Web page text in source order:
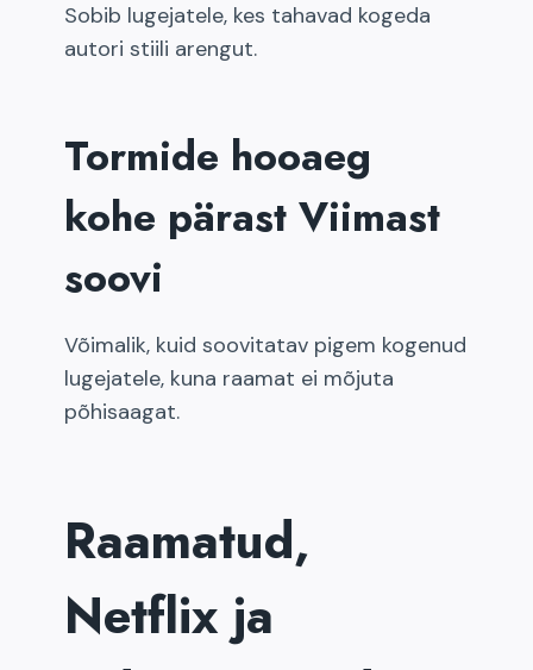
Sobib lugejatele, kes tahavad kogeda
autori stiili arengut.
Tormide hooaeg
kohe pärast Viimast
soovi
Võimalik, kuid soovitatav pigem kogenud
lugejatele, kuna raamat ei mõjuta
põhisaagat.
Raamatud,
Netflix ja